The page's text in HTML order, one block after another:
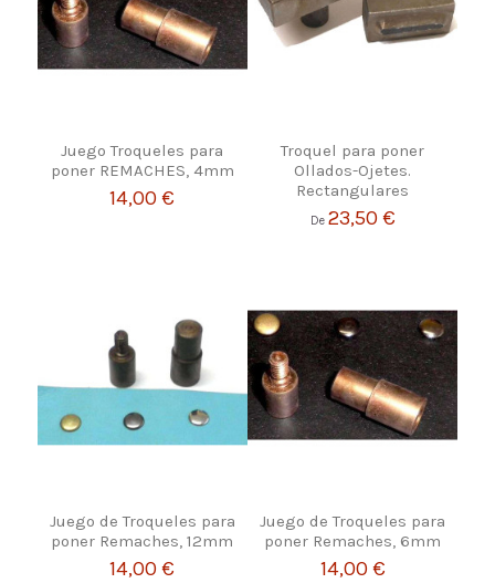
Juego Troqueles para
poner REMACHES, 4mm
14,00 €
Troquel para poner
Ollados-Ojetes.
Rectangulares
De 23,50 €
Juego de Troqueles para
poner Remaches, 12mm
14,00 €
Juego de Troqueles para
poner Remaches, 6mm
14,00 €